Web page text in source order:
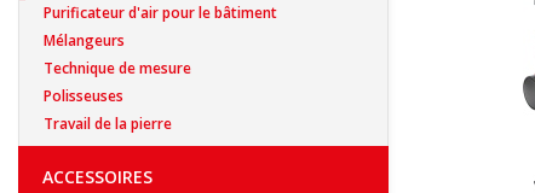
Purificateur d'air pour le bâtiment
Mélangeurs
Technique de mesure
Polisseuses
Travail de la pierre
ACCESSOIRES